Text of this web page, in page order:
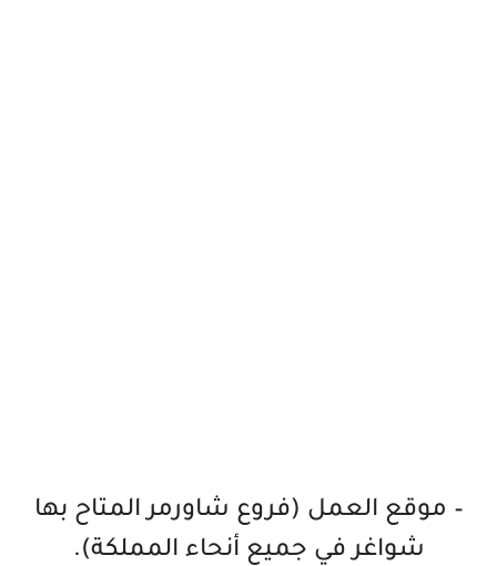
– موقع العمل (فروع شاورمر المتاح بها
شواغر في جميع أنحاء المملكة).